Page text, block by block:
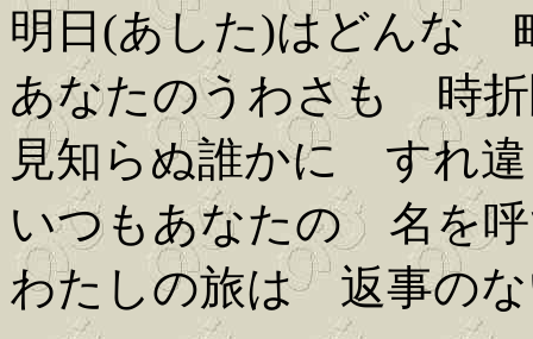
明日(あした)はどんな
あなたのうわさも 時
見知らぬ誰かに すれ
いつもあなたの 名を
わたしの旅は 返事の